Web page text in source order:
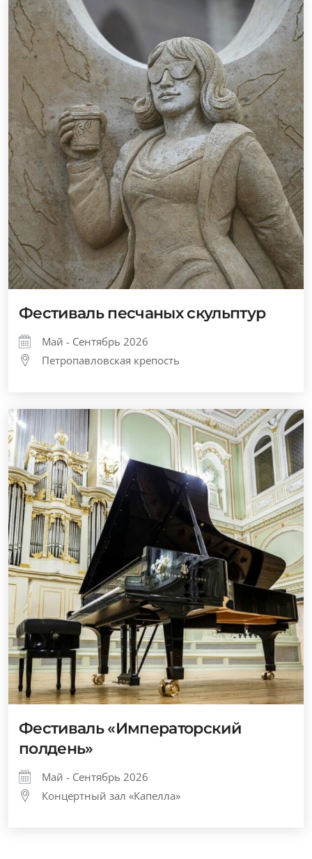
Фестиваль песчаных скульптур
Май - Сентябрь 2026
Петропавловская крепость
Фестиваль «Императорский
полдень»
Май - Сентябрь 2026
Концертный зал «Капелла»